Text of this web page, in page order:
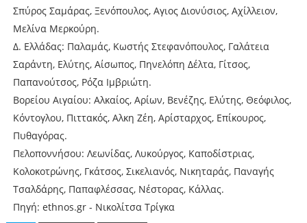
Σπύρος Σαμάρας, Ξενόπουλος, Αγιος Διονύσιος, Αχίλλειον,
Μελίνα Μερκούρη.
Δ. Ελλάδας: Παλαμάς, Κωστής Στεφανόπουλος, Γαλάτεια
Σαράντη, Ελύτης, Αίσωπος, Πηνελόπη Δέλτα, Γίτσος,
Παπανούτσος, Ρόζα Ιμβριώτη.
Βορείου Αιγαίου: Αλκαίος, Αρίων, Βενέζης, Ελύτης, Θεόφιλος,
Κόντογλου, Πιττακός, Αλκη Ζέη, Αρίσταρχος, Επίκουρος,
Πυθαγόρας.
Πελοποννήσου: Λεωνίδας, Λυκούργος, Καποδίστριας,
Κολοκοτρώνης, Γκάτσος, Σικελιανός, Νικηταράς, Παναγής
Τσαλδάρης, Παπαφλέσσας, Νέστορας, Κάλλας.
Πηγή: ethnos.gr - Νικολίτσα Τρίγκα